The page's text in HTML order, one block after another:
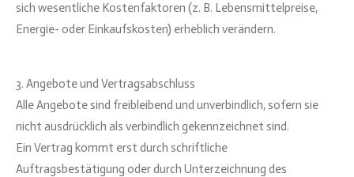
sich wesentliche Kostenfaktoren (z. B. Lebensmittelpreise,
Energie- oder Einkaufskosten) erheblich verändern.
3. Angebote und Vertragsabschluss
Alle Angebote sind freibleibend und unverbindlich, sofern sie
nicht ausdrücklich als verbindlich gekennzeichnet sind.
Ein Vertrag kommt erst durch schriftliche
Auftragsbestätigung oder durch Unterzeichnung des